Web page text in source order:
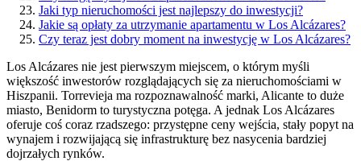
Jaki typ nieruchomości jest najlepszy do inwestycji?
Jakie są opłaty za utrzymanie apartamentu w Los Alcázares?
Czy teraz jest dobry moment na inwestycję w Los Alcázares?
Los Alcázares nie jest pierwszym miejscem, o którym myśli
większość inwestorów rozglądających się za nieruchomościami w
Hiszpanii. Torrevieja ma rozpoznawalność marki, Alicante to duże
miasto, Benidorm to turystyczna potęga. A jednak Los Alcázares
oferuje coś coraz rzadszego: przystępne ceny wejścia, stały popyt na
wynajem i rozwijającą się infrastrukturę bez nasycenia bardziej
dojrzałych rynków.